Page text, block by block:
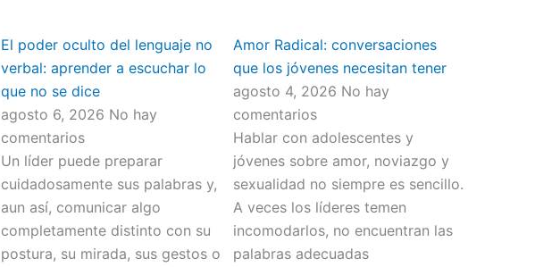
El poder oculto del lenguaje no
verbal: aprender a escuchar lo
que no se dice
agosto 6, 2026 No hay
comentarios
Un líder puede preparar
cuidadosamente sus palabras y,
aun así, comunicar algo
completamente distinto con su
postura, su mirada, sus gestos o
Amor Radical: conversaciones
que los jóvenes necesitan tener
agosto 4, 2026 No hay
comentarios
Hablar con adolescentes y
jóvenes sobre amor, noviazgo y
sexualidad no siempre es sencillo.
A veces los líderes temen
incomodarlos, no encuentran las
palabras adecuadas